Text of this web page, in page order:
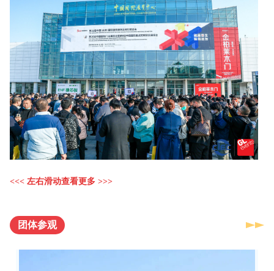
<<< 左右滑动查看更多 >>>
团体参观